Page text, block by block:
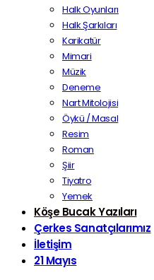
Halk Oyunları
Halk Şarkıları
Karikatür
Mimari
Müzik
Deneme
Nart Mitolojisi
Öykü / Masal
Resim
Roman
Şiir
Tiyatro
Yemek
Köşe Bucak Yazıları
Çerkes Sanatçılarımız
İletişim
21 Mayıs